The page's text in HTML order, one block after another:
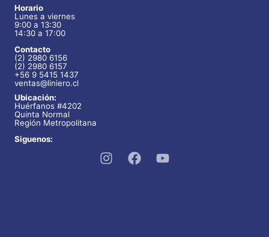
Horario
Lunes a viernes
9:00 a 13:30
14:30 a 17:00
Contacto
(2) 2980 6156
(2) 2980 6157
+56 9 5415 1437
ventas@liniero.cl
Ubicación:
Huérfanos #4202
Quinta Normal
Región Metropolitana
Siguenos: